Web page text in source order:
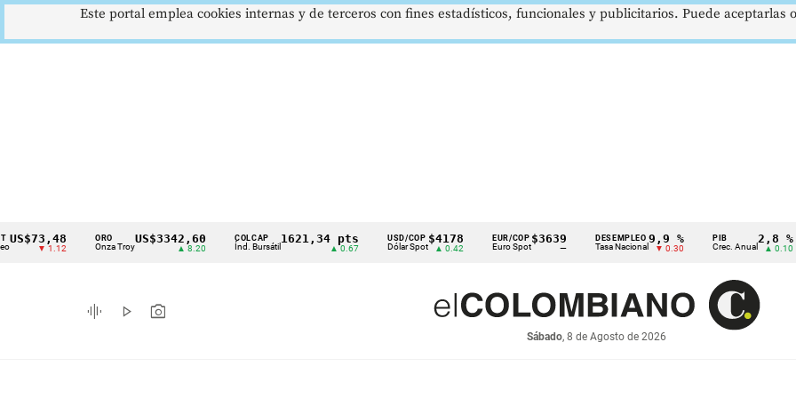
Cintillo
indicadores
económicos
▼ 1.12
ORO
Onza Troy
US$3342,60 COLCAP
Índ. Bursátil
1621,34 pts USD/COP
Dólar Spot
$4178
▲ 0.42
EUR/COP
Euro Spot
$3639
—
DESEMPLEO
Tasa Nacional
9,9 %
▼ 0.30
PIB
Crec. Anual
2,8 %
▲ 0.10
graphic_eq play_arrow photo_camera
Sábado, 8 de Agosto de 2026
Este portal emplea cookies internas y de terceros con fines estadísticos, funcionales y publicitarios. Puede aceptarlas